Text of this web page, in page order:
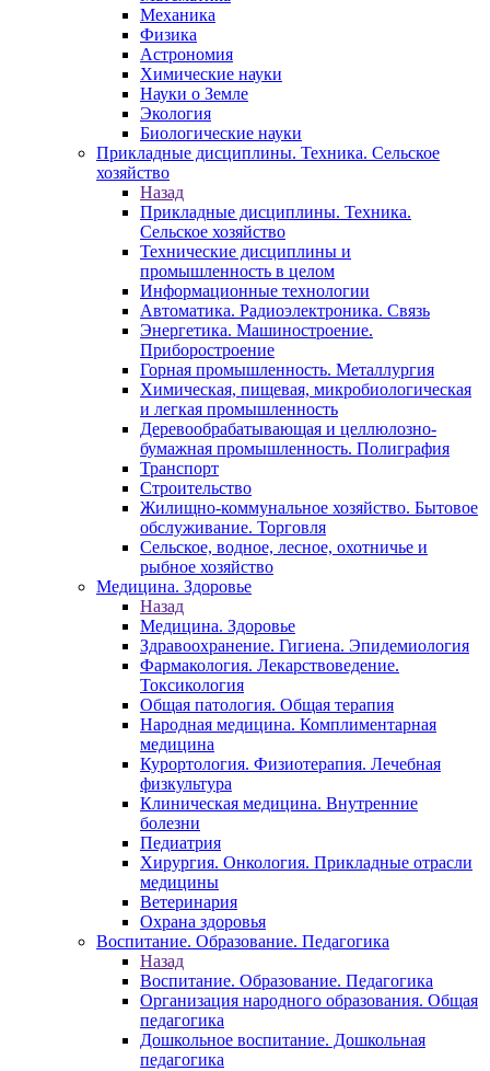
Механика
Физика
Астрономия
Химические науки
Науки о Земле
Экология
Биологические науки
Прикладные дисциплины. Техника. Сельское
хозяйство
Назад
Прикладные дисциплины. Техника.
Сельское хозяйство
Технические дисциплины и
промышленность в целом
Информационные технологии
Автоматика. Радиоэлектроника. Связь
Энергетика. Машиностроение.
Приборостроение
Горная промышленность. Металлургия
Химическая, пищевая, микробиологическая
и легкая промышленность
Деревообрабатывающая и целлюлозно-
бумажная промышленность. Полиграфия
Транспорт
Строительство
Жилищно-коммунальное хозяйство. Бытовое
обслуживание. Торговля
Сельское, водное, лесное, охотничье и
рыбное хозяйство
Медицина. Здоровье
Назад
Медицина. Здоровье
Здравоохранение. Гигиена. Эпидемиология
Фармакология. Лекарствоведение.
Токсикология
Общая патология. Общая терапия
Народная медицина. Комплиментарная
медицина
Курортология. Физиотерапия. Лечебная
физкультура
Клиническая медицина. Внутренние
болезни
Педиатрия
Хирургия. Онкология. Прикладные отрасли
медицины
Ветеринария
Охрана здоровья
Воспитание. Образование. Педагогика
Назад
Воспитание. Образование. Педагогика
Организация народного образования. Общая
педагогика
Дошкольное воспитание. Дошкольная
педагогика